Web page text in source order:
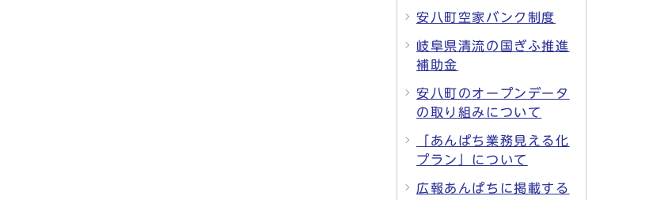
安八町空家バンク制度
岐阜県清流の国ぎふ推進
補助金
安八町のオープンデータ
の取り組みについて
「あんぱち業務見える化
プラン」について
広報あんぱちに掲載する